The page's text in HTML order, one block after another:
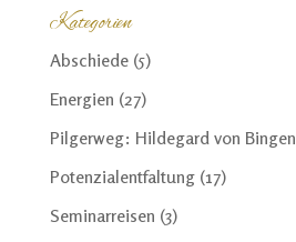
Kategorien
Abschiede(5)
Energien (27)
Pilgerweg: Hildegard von Bingen
Potenzialentfaltung(17)
Seminarreisen (3)